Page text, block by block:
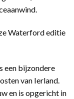
Waterford editie
een bijzondere
van Ierland.
en is opgericht in